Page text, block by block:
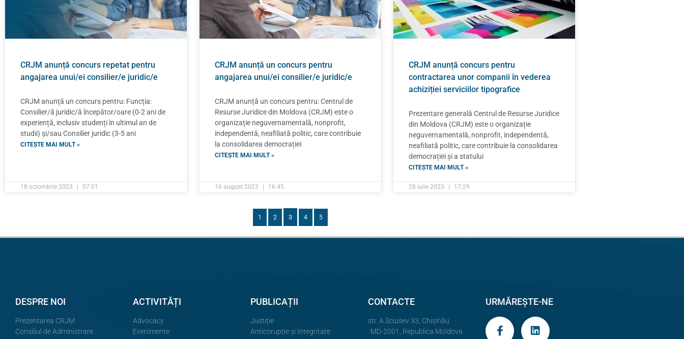
CRJM anunță concurs repetat pentru
angajarea unui/ei consilier/e juridic/e
CRJM anunță un concurs pentru: Funcția:
Consilier/ă juridic/ă începător/oare (0-2 ani de
experiență, inclusiv studenți în ultimul an de
studii) și/sau Consilier juridic (3-5 ani
CITEȘTE MAI MULT »
18 octombrie 2023 07:01
CRJM anunță un concurs pentru
angajarea unui/ei consilier/e juridic/e
CRJM anunță un concurs pentru: Centrul de
Resurse Juridice din Moldova (CRJM) este o
organizație neguvernamentală, nonprofit,
independentă, neafiliată politic, care contribuie
la consolidarea democrației
CITEȘTE MAI MULT »
16 august 2023 16:45
CRJM anunță concurs pentru
contractarea unor companii în vederea
achiziției serviciilor tipografice
Prezentare generală Centrul de Resurse Juridice
din Moldova (CRJM) este o organizație
neguvernamentală, nonprofit, independentă,
neafiliată politic, care contribuie la consolidarea
democrației și a statului
CITEȘTE MAI MULT »
28 iulie 2023 17:29
1 2 3 4 5
DESPRE NOI
Prezentarea CRJM
Consiliul de Administrare
ACTIVITĂȚI
Advocacy
Evenimente
PUBLICAȚII
Justiție
Anticorupție și Integritate
CONTACTE
str. A.Şciusev 33, Chișinău
MD-2001, Republica Moldova
URMĂREȘTE-NE